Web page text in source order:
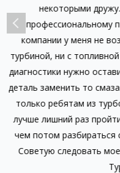
некоторыми
профессиональному
компании у меня не
турбиной, ни с
диагностики нужно
деталь заменить то
только ребятам из
лучше лишний раз
чем потом
Советую следовать